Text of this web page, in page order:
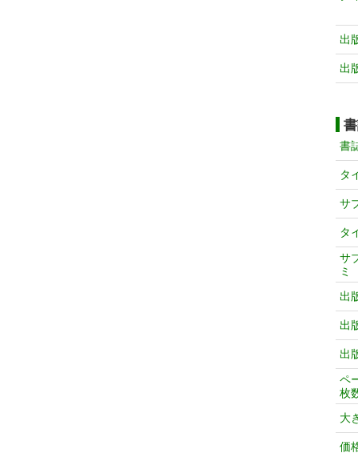
出
出
書
タ
サ
タ
サ
ミ
出
出
出
ペ
枚
大
価